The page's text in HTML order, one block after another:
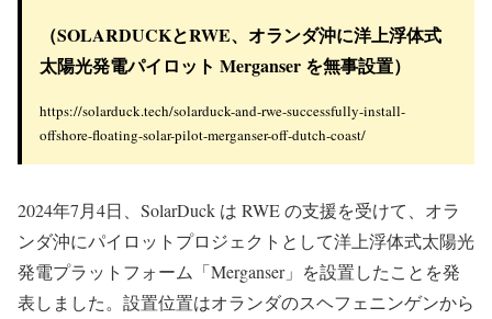
（SOLARDUCKとRWE、オランダ沖に洋上浮体式
太陽光発電パイロット Merganser を無事設置）
https://solarduck.tech/solarduck-and-rwe-successfully-install-
offshore-floating-solar-pilot-merganser-off-dutch-coast/
2024年7月4日、SolarDuck は RWE の支援を受けて、オラ
ンダ沖にパイロットプロジェクトとして洋上浮体式太陽光
発電プラットフォーム「Merganser」を設置したことを発
表しました。設置位置はオランダのスヘフェニンゲンから